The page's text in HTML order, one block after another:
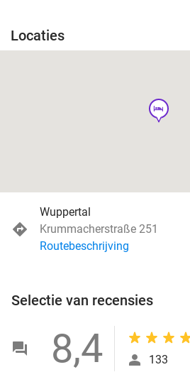
Locaties
hotel
Wuppertal
Krummacherstraße 251
Routebeschrijving
Selectie van recensies
8,4 133